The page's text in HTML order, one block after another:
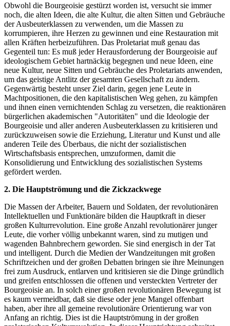
Obwohl die Bourgeoisie gestürzt worden ist, versucht sie immer
noch, die alten Ideen, die alte Kultur, die alten Sitten und Gebräuche
der Ausbeuterklassen zu verwenden, um die Massen zu
korrumpieren, ihre Herzen zu gewinnen und eine Restauration mit
allen Kräften herbeizuführen. Das Proletariat muß genau das
Gegenteil tun: Es muß jeder Herausforderung der Bourgeoisie auf
ideologischem Gebiet hartnäckig begegnen und neue Ideen, eine
neue Kultur, neue Sitten und Gebräuche des Proletariats anwenden,
um das geistige Antlitz der gesamten Gesellschaft zu ändern.
Gegenwärtig besteht unser Ziel darin, gegen jene Leute in
Machtpositionen, die den kapitalistischen Weg gehen, zu kämpfen
und ihnen einen vernichtenden Schlag zu versetzen, die reaktionären
bürgerlichen akademischen "Autoritäten" und die Ideologie der
Bourgeoisie und aller anderen Ausbeuterklassen zu kritisieren und
zurückzuweisen sowie die Erziehung, Literatur und Kunst und alle
anderen Teile des Überbaus, die nicht der sozialistischen
Wirtschaftsbasis entsprechen, umzuformen, damit die
Konsolidierung und Entwicklung des sozialistischen Systems
gefördert werden.
2. Die Hauptströmung und die Zickzackwege
Die Massen der Arbeiter, Bauern und Soldaten, der revolutionären
Intellektuellen und Funktionäre bilden die Hauptkraft in dieser
großen Kulturrevolution. Eine große Anzahl revolutionärer junger
Leute, die vorher völlig unbekannt waren, sind zu mutigen und
wagenden Bahnbrechern geworden. Sie sind energisch in der Tat
und intelligent. Durch die Medien der Wandzeitungen mit großen
Schriftzeichen und der großen Debatten bringen sie ihre Meinungen
frei zum Ausdruck, entlarven und kritisieren sie die Dinge gründlich
und greifen entschlossen die offenen und versteckten Vertreter der
Bourgeoisie an. In solch einer großen revolutionären Bewegung ist
es kaum vermeidbar, daß sie diese oder jene Mangel offenbart
haben, aber ihre all gemeine revolutionäre Orientierung war von
Anfang an richtig. Dies ist die Hauptströmung in der großen